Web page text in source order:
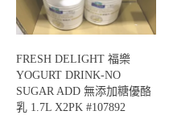
FRESH DELIGHT 福樂
YOGURT DRINK-NO
SUGAR ADD 無添加糖優酪
乳 1.7L X2PK #107892